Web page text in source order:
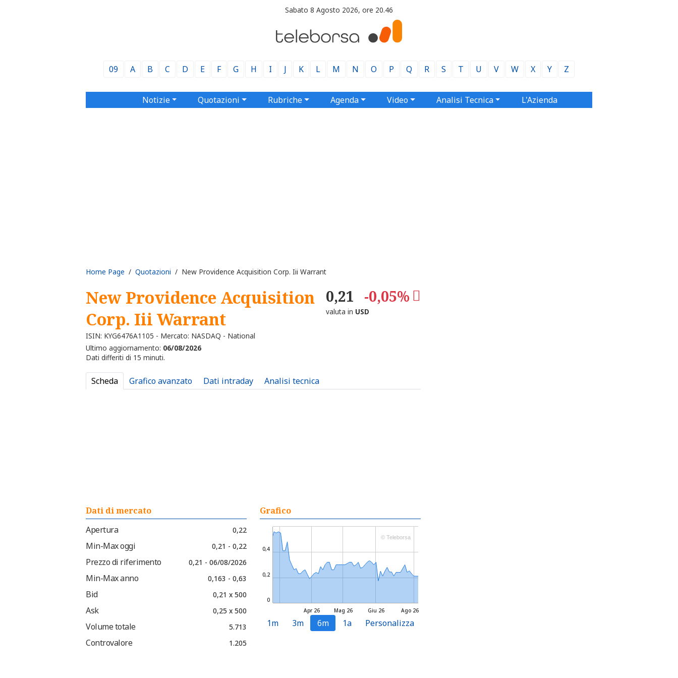
Sabato 8 Agosto 2026, ore 20.46
09 A B C D E F G H I J K L M N O P Q R S T U V W X Y Z
Notizie Quotazioni Rubriche Agenda Video Analisi Tecnica L'Azienda
Home Page / Quotazioni / New Providence Acquisition Corp. Iii Warrant
New Providence Acquisition
Corp. Iii Warrant
ISIN: KYG6476A1105 - Mercato: NASDAQ - National
0,21 -0,05%
valuta in USD
Ultimo aggiornamento: 06/08/2026
Dati differiti di 15 minuti.
Scheda Grafico avanzato Dati intraday Analisi tecnica
Dati di mercato
Apertura
0,22
Min-Max oggi 0,21 - 0,22
Prezzo di riferimento 0,21 - 06/08/2026
Min-Max anno 0,163 - 0,63
Bid 0,21 x 500
Ask 0,25 x 500
Volume totale 5.713
Controvalore 1.205
Grafico
Apr 26 Mag 26 Giu 26 Ago 26
0
0,2
0,4
© Teleborsa
1m 3m 6m 1a Personalizza